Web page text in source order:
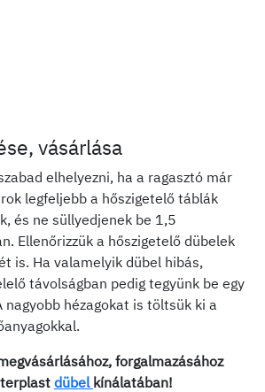
vásárlása
elhelyezni, ha a ragasztó már
legfeljebb a hőszigetelő táblák
és ne süllyedjenek be 1,5
Ellenőrizzük a hőszigetelő dübelek
is. Ha valamelyik dübel hibás,
távolságban pedig tegyünk be egy
hézagokat is töltsük ki a
forgalmazásához
dübel kínálatában!